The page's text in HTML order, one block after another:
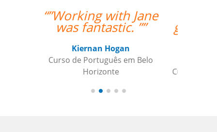
“”My teacher is very
good and I had a great
Mustafa Hussain
Curso de Português em São Jose dos